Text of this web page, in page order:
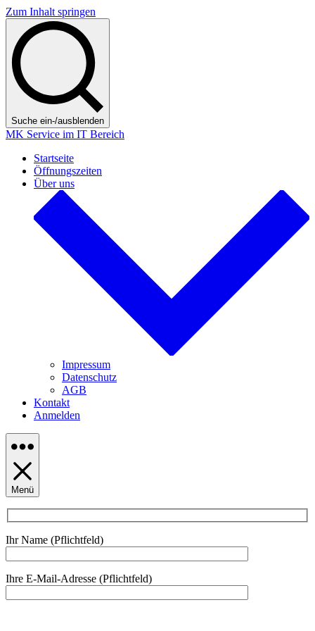
Zum Inhalt springen
Suche ein-/ausblenden
MK Service im IT Bereich
Startseite
Öffnungszeiten
Über uns
Impressum
Datenschutz
AGB
Kontakt
Anmelden
Menü
Ihr Name (Pflichtfeld)
Ihre E-Mail-Adresse (Pflichtfeld)